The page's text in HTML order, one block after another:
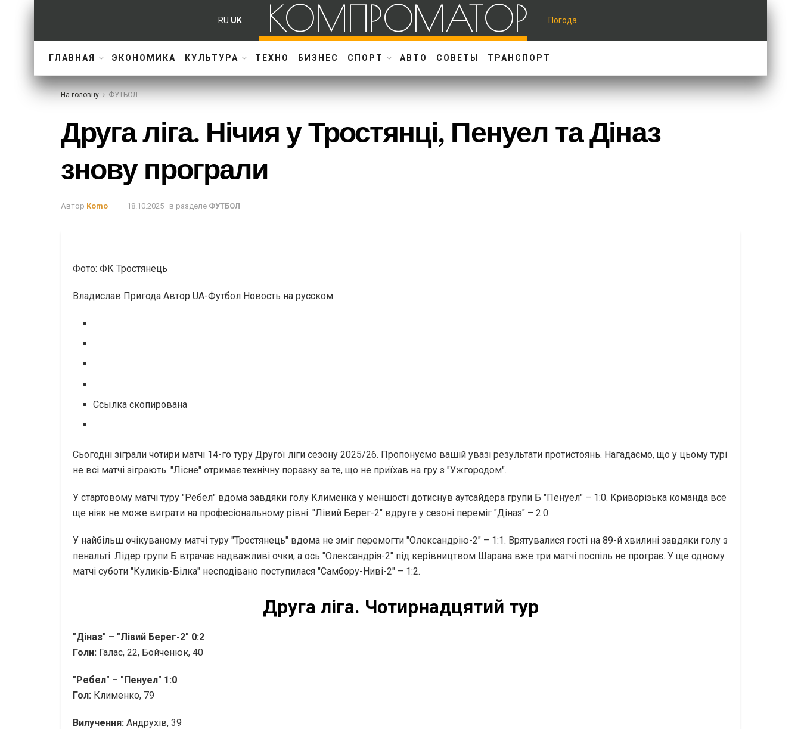
RU UK КОМПРОМАТОР Погода
ГЛАВНАЯ ЭКОНОМИКА КУЛЬТУРА ТЕХНО БИЗНЕС СПОРТ АВТО СОВЕТЫ ТРАНСПОРТ
На головну ФУТБОЛ
Друга ліга. Нічия у Тростянці, Пенуел та Діназ
знову програли
Автор Komo 18.10.2025 в разделе ФУТБОЛ
Фото: ФК Тростянець
Владислав Пригода Автор UA-Футбол Новость на русском
Ссылка скопирована
Сьогодні зіграли чотири матчі 14-го туру Другої ліги сезону 2025/26. Пропонуємо вашій увазі результати протистоянь. Нагадаємо, що у цьому турі
не всі матчі зіграють. "Лісне" отримає технічну поразку за те, що не приїхав на гру з "Ужгородом".
У стартовому матчі туру "Ребел" вдома завдяки голу Клименка у меншості дотиснув аутсайдера групи Б "Пенуел" – 1:0. Криворізька команда все
ще ніяк не може виграти на професіональному рівні. "Лівий Берег-2" вдруге у сезоні переміг "Діназ" – 2:0.
У найбільш очікуваному матчі туру "Тростянець" вдома не зміг перемогти "Олександрію-2" – 1:1. Врятувалися гості на 89-й хвилині завдяки голу з
пенальті. Лідер групи Б втрачає надважливі очки, а ось "Олександрія-2" під керівництвом Шарана вже три матчі поспіль не програє. У ще одному
матчі суботи "Куликів-Білка" несподівано поступилася "Самбору-Ниві-2" – 1:2.
Друга ліга. Чотирнадцятий тур
"Діназ" – "Лівий Берег-2" 0:2
Голи: Галас, 22, Бойченюк, 40
"Ребел" – "Пенуел" 1:0
Гол: Клименко, 79
Вилучення: Андрухів, 39